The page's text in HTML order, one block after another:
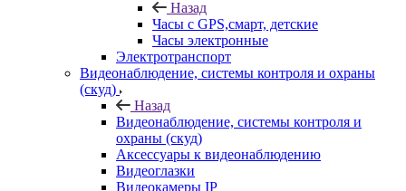
Назад
Часы с GPS,смарт, детские
Часы электронные
Электротранспорт
Видеонаблюдение, системы контроля и охраны
(скуд)
Назад
Видеонаблюдение, системы контроля и
охраны (скуд)
Аксессуары к видеонаблюдению
Видеоглазки
Видеокамеры IP